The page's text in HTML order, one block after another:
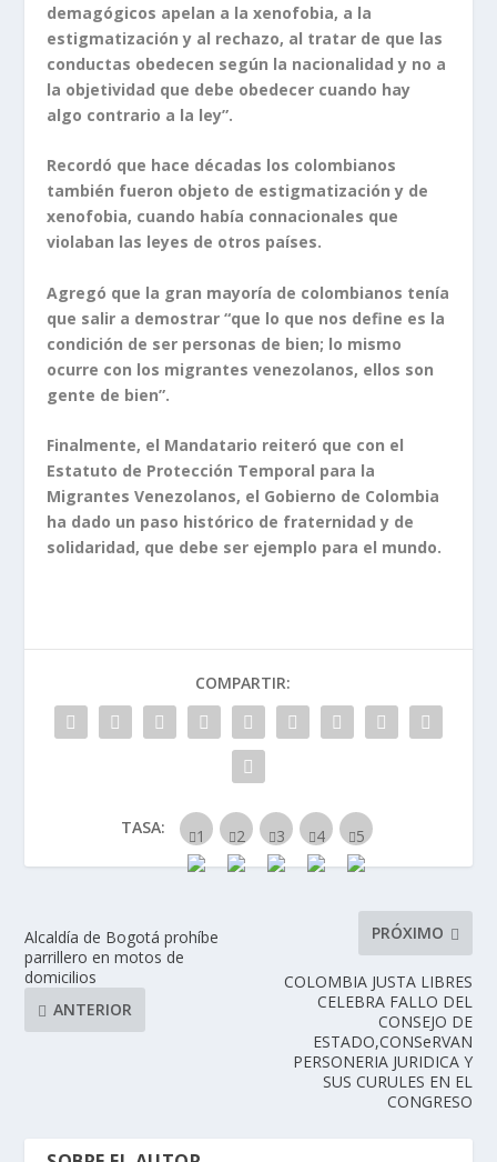
demagógicos apelan a la xenofobia, a la
estigmatización y al rechazo, al tratar de que las
conductas obedecen según la nacionalidad y no a
la objetividad que debe obedecer cuando hay
algo contrario a la ley”.
Recordó que hace décadas los colombianos
también fueron objeto de estigmatización y de
xenofobia, cuando había connacionales que
violaban las leyes de otros países.
Agregó que la gran mayoría de colombianos tenía
que salir a demostrar “que lo que nos define es la
condición de ser personas de bien; lo mismo
ocurre con los migrantes venezolanos, ellos son
gente de bien”.
Finalmente, el Mandatario reiteró que con el
Estatuto de Protección Temporal para la
Migrantes Venezolanos, el Gobierno de Colombia
ha dado un paso histórico de fraternidad y de
solidaridad, que debe ser ejemplo para el mundo.
COMPARTIR:
TASA:
Alcaldía de Bogotá prohíbe
parrillero en motos de
domicilios
ANTERIOR
PRÓXIMO
COLOMBIA JUSTA LIBRES
CELEBRA FALLO DEL
CONSEJO DE
ESTADO,CONSeRVAN
PERSONERIA JURIDICA Y
SUS CURULES EN EL
CONGRESO